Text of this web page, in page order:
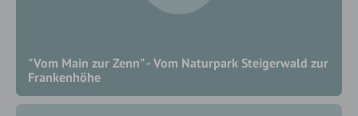
"Vom Main zur Zenn" - Vom Naturpark Steigerwald zur
Frankenhöhe